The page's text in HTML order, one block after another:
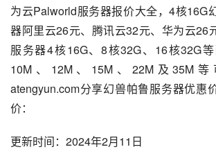
为云Palworld服务器报价大全，4核16G
器阿里云26元、腾讯云32元、华为云26
服务器4核16G、8核32G、16核32G
10M、12M、15M、22M及35M
atengyun.com分享幻兽帕鲁服务器优惠
价：
更新时间：2024年2月11日